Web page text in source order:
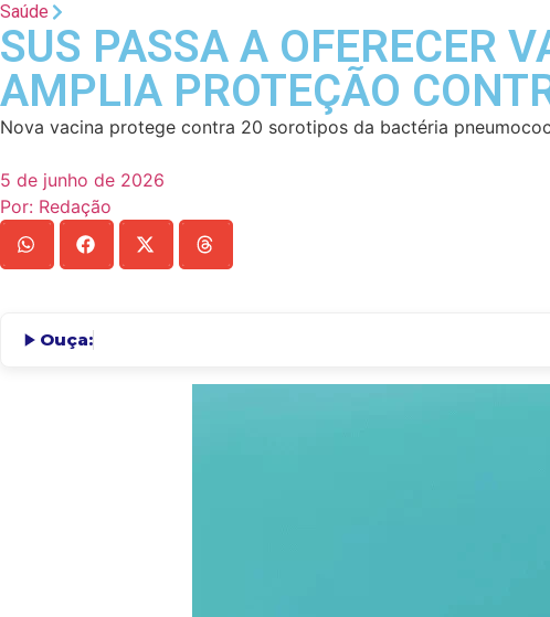
Saúde
SUS PASSA A OFERECER
AMPLIA PROTEÇÃO
Nova vacina protege contra 20 sorotipos da bactéria
5 de junho de 2026
Por: Redação
Ouça: